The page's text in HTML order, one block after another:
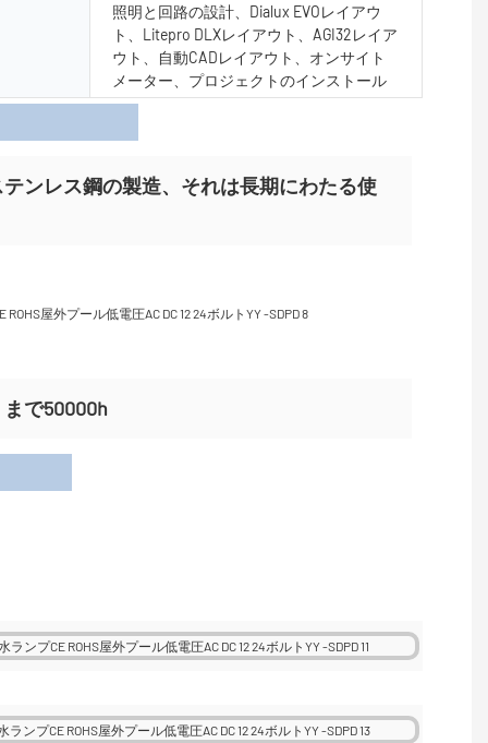
照明と回路の設計、Dialux EVOレイアウ
ト、Litepro DLXレイアウト、AGI32レイア
ウト、自動CADレイアウト、オンサイト
メーター、プロジェクトのインストール
ンレス鋼の製造、それは長期にわたる使
で50000h